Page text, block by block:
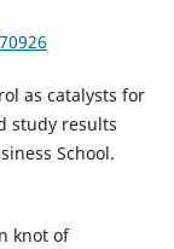
as catalysts for
study results
School.
knot of